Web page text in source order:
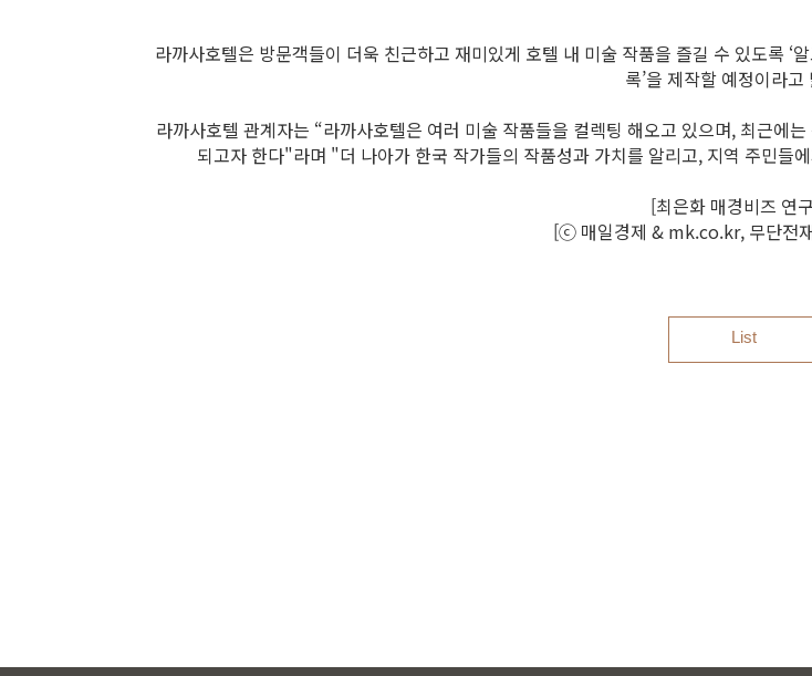
라까사호텔은 방문객들이 더욱 친근하고 재미있게 호텔 내 미술 작품을 즐길 수 있도록 ‘
록’을 제작할 예정이라고
라까사호텔 관계자는 “라까사호텔은 여러 미술 작품들을 컬렉팅 해오고 있으며, 최근에
되고자 한다"라며 "더 나아가 한국 작가들의 작품성과 가치를 알리고, 지역 주민들
[최은화 매경비즈 연
[ⓒ 매일경제 & mk.co.kr, 무단전
List